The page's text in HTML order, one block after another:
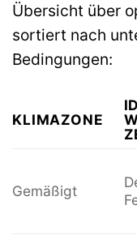
Übersicht über
sortiert nach
Bedingungen:
KLIMAZONE
Gemäßigt